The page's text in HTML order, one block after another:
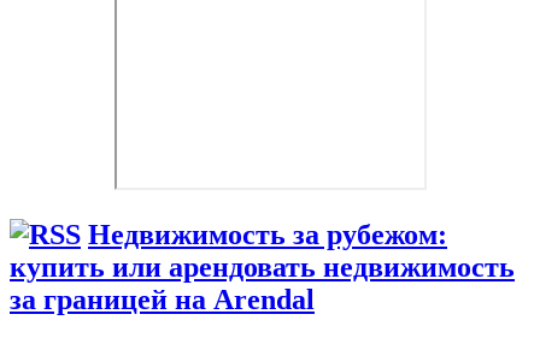
Недвижимость за рубежом:
купить или арендовать недвижимость
за границей на Arendal